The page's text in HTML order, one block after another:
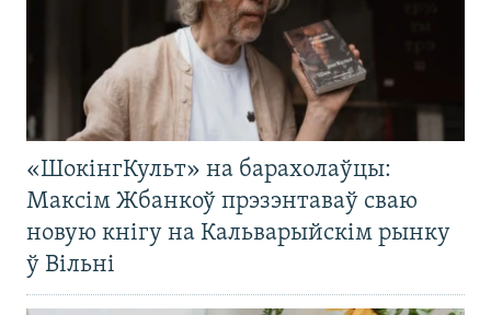
«ШокінгКульт» на барахолаўцы:
Максім Жбанкоў прэзэнтаваў сваю
новую кнігу на Кальварыйскім рынку
ў Вільні